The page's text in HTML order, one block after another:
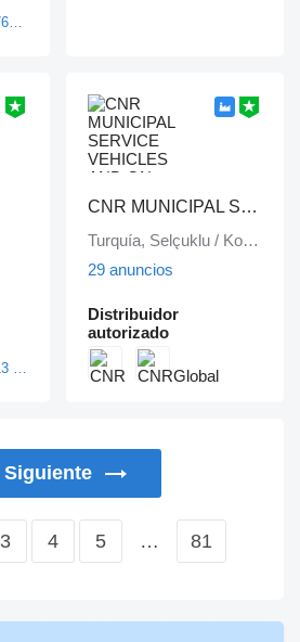
763 reseñas
13 reseñas
CNR MUNICIPAL SERVICE VEHICLES AND ON VEHICLE EQUIPMENT INDUSTRY TRADE LIMITED COMPANY
Turquía, Selçuklu / Konya
29 anuncios
Distribuidor
autorizado
Siguiente
3 4 5 … 81